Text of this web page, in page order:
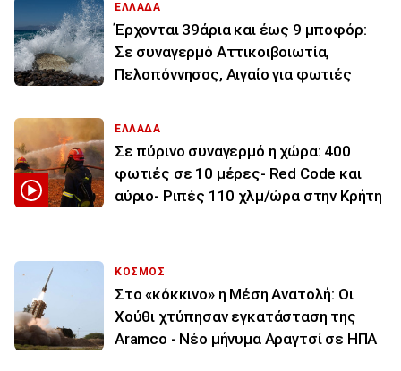
ΕΛΛΑΔΑ
Έρχονται 39άρια και έως 9 μποφόρ:
Σε συναγερμό Αττικοιβοιωτία,
Πελοπόννησος, Αιγαίο για φωτιές
ΕΛΛΑΔΑ
Σε πύρινο συναγερμό η χώρα: 400
φωτιές σε 10 μέρες- Red Code και
αύριο- Ριπές 110 χλμ/ώρα στην Κρήτη
ΚΟΣΜΟΣ
Στο «κόκκινο» η Μέση Ανατολή: Οι
Χούθι χτύπησαν εγκατάσταση της
Aramco - Νέο μήνυμα Αραγτσί σε ΗΠΑ